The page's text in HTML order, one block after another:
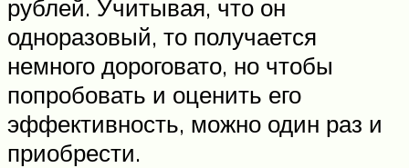
рублей. Учитывая, что он
одноразовый, то получается
немного дороговато, но чтобы
попробовать и оценить его
эффективность, можно один раз и
приобрести.